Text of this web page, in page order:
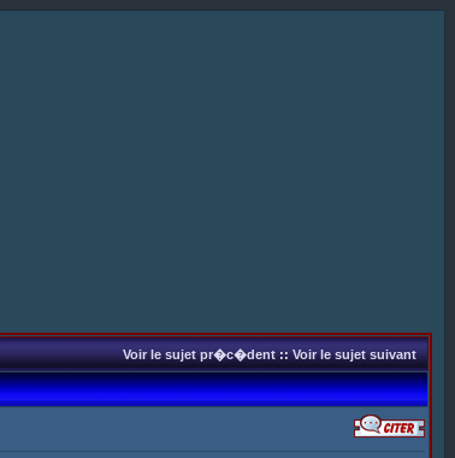
Voir le sujet pr�c�dent::Voir le sujet suivant